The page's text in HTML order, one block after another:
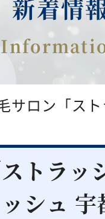
新着情
サロン「ス
ープン！
トラッ
シュ